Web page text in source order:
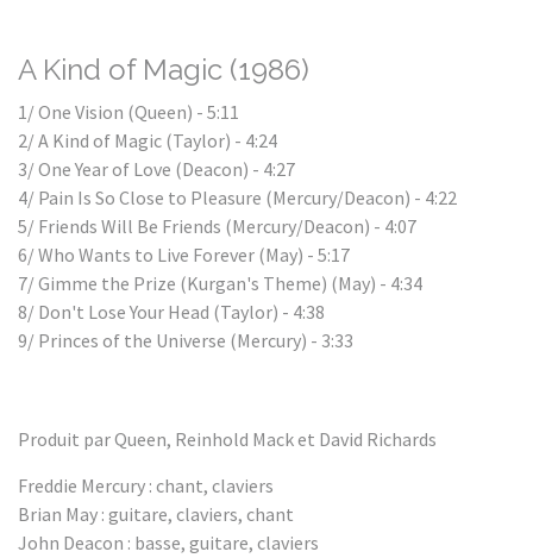
A Kind of Magic (1986)
1/ One Vision (Queen) - 5:11
2/ A Kind of Magic (Taylor) - 4:24
3/ One Year of Love (Deacon) - 4:27
4/ Pain Is So Close to Pleasure (Mercury/Deacon) - 4:22
5/ Friends Will Be Friends (Mercury/Deacon) - 4:07
6/ Who Wants to Live Forever (May) - 5:17
7/ Gimme the Prize (Kurgan's Theme) (May) - 4:34
8/ Don't Lose Your Head (Taylor) - 4:38
9/ Princes of the Universe (Mercury) - 3:33
Produit par Queen, Reinhold Mack et David Richards
Freddie Mercury : chant, claviers
Brian May : guitare, claviers, chant
John Deacon : basse, guitare, claviers